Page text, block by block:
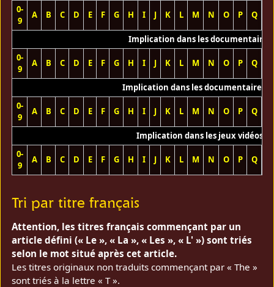
0-
9
A B C D E F G H I J K L M N O P Q
Implication dans les documentaires
0-
9
A B C D E F G H I J K L M N O P Q
Implication dans les documentaires
0-
9
A B C D E F G H I J K L M N O P Q
Implication dans les jeux vidéos
0-
9
A B C D E F G H I J K L M N O P Q
Tri par titre français
Attention, les titres français commençant par un
article défini (« Le », « La », « Les », « L' ») sont triés
selon le mot situé après cet article.
Les titres originaux non traduits commençant par « The »
sont triés à la lettre « T ».